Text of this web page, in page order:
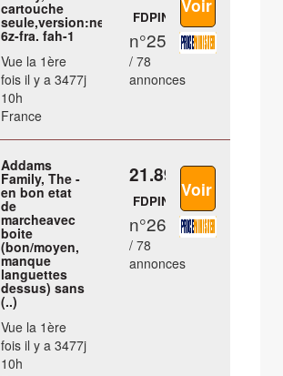
cartouche
seule,version:nes-
6z-fra. fah-1
Vue la 1ère
fois il y a 3477j
10h
France
FDPIN
n°25
/ 78
annonces
Addams
Family, The -
en bon etat
de
marcheavec
boite
(bon/moyen,
manque
languettes
dessus) sans
(..)
Vue la 1ère
fois il y a 3477j
10h
21.89 €
FDPIN
n°26
/ 78
annonces